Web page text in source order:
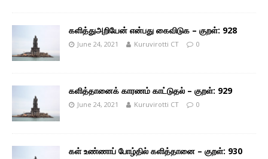
களித்துஅறியேன் என்பது கைவிடுக – குறள்: 928
June 24, 2021 Kuruvirotti CT 0
களித்தானைக் காரணம் காட்டுதல் – குறள்: 929
June 24, 2021 Kuruvirotti CT 0
கள் உண்ணாப் போழ்தில் களித்தானை – குறள்: 930